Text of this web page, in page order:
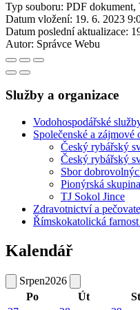
Typ souboru: PDF
Datum vložení: 19. 6. 2023
Datum poslední aktualizace:
Autor: Správce Webu
Služby a organizace
Vodohospodářské
Společenské a zájmové
Český rybářský
Český rybářský
Sbor
Pionýrská
TJ Sokol Jince
Zdravotnictví a
Římskokatolická farnost
Kalendář
Srpen2026
Po
Út St